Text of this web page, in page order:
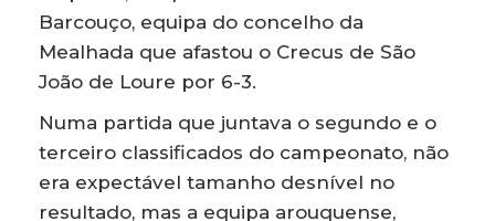
Barcouço, equipa do concelho da
Mealhada que afastou o Crecus de São
João de Loure por 6-3.
Numa partida que juntava o segundo e o
terceiro classificados do campeonato, não
era expectável tamanho desnível no
resultado, mas a equipa arouquense,